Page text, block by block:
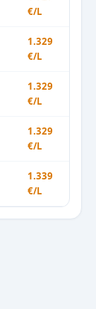
€/L
1.329
€/L
1.329
€/L
1.329
€/L
1.339
€/L